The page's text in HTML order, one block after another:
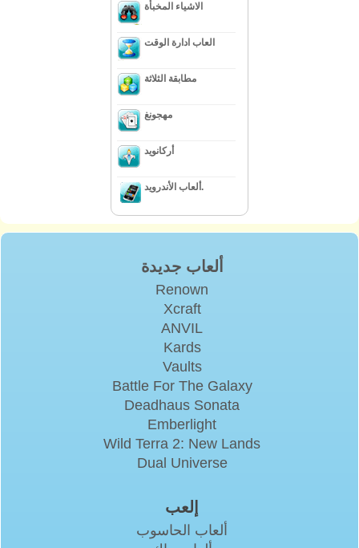
الاشياء المخبأة
العاب ادارة الوقت
مطابقة الثلاثة
مهجونغ
أركانويد
ألعاب الأندرويد.
ألعاب جديدة
Renown
Xcraft
ANVIL
Kards
Vaults
Battle For The Galaxy
Deadhaus Sonata
Emberlight
Wild Terra 2: New Lands
Dual Universe
إلعب
ألعاب الحاسوب